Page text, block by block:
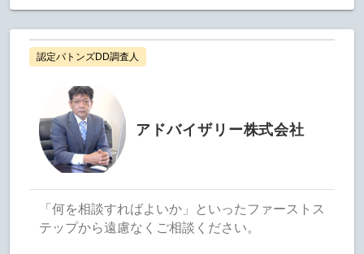
認定バトンズDD調査人
アドバイザリー株式会社
「何を相談すればよいか」といったファーストス
テップから遠慮なくご相談ください。